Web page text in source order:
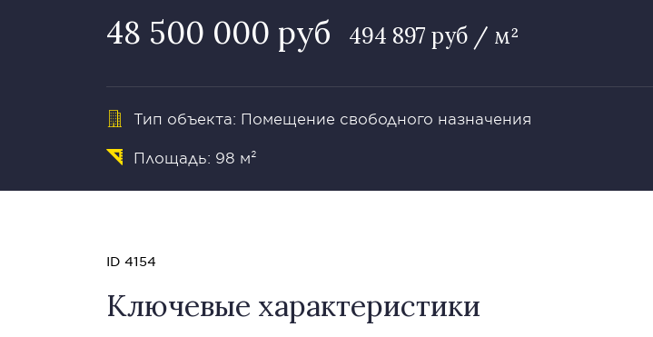
48 500 000 руб 494 897 руб / м²
Тип объекта: Помещение свободного назначения
Площадь: 98 м²
ID 4154
Ключевые характеристики